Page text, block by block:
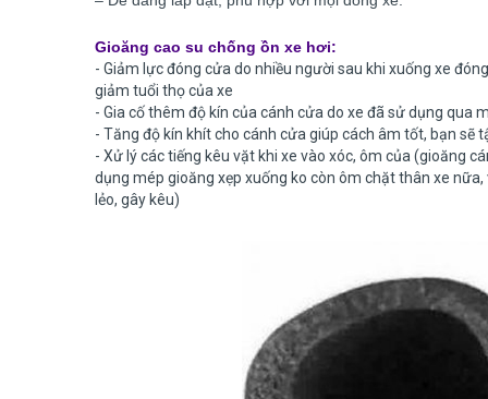
Gioăng cao su chống ồn xe hơi:
- Giảm lực đóng cửa do nhiều người sau khi xuống xe
giảm tuổi thọ của xe
- Gia cố thêm độ kín của cánh cửa do xe đã sử dụng qua
- Tăng độ kín khít cho cánh cửa giúp cách âm tốt, bạn
- Xử lý các tiếng kêu vặt khi xe vào xóc, ôm của (gioăng
dụng mép gioăng xẹp xuống ko còn ôm chặt thân xe
lẻo, gây kêu)